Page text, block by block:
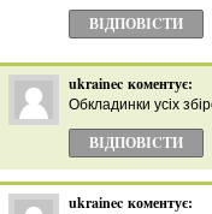
ВІДПОВІCТИ
ukrainec коментує:
Обкладинки усіх
ВІДПОВІCТИ
ukrainec коментує: